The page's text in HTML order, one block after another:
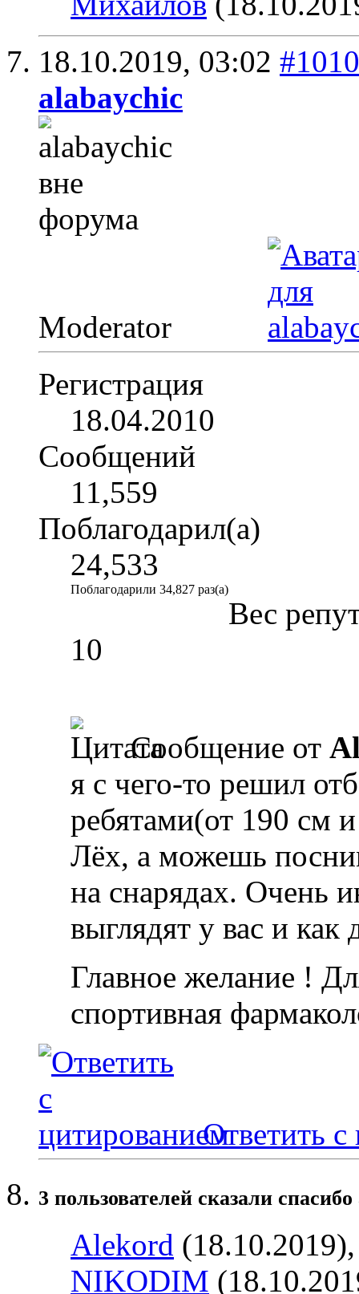
18.10.2019, 03:02
alabaychic
Moderator
Регистрация
18.04.2010
Сообщений
11,559
Поблагодарил(а)
24,533
Поблагодарили 34,827 раз(а)
Вес
10
Сообщение от
я с чего-то решил
ребятами(от 190 см
Лёх, а можешь
на снарядах. Очень
выглядят у вас и как
Главное желание !
спортивная
Ответить с
3 пользователей сказали
Alekord
NIKODIM